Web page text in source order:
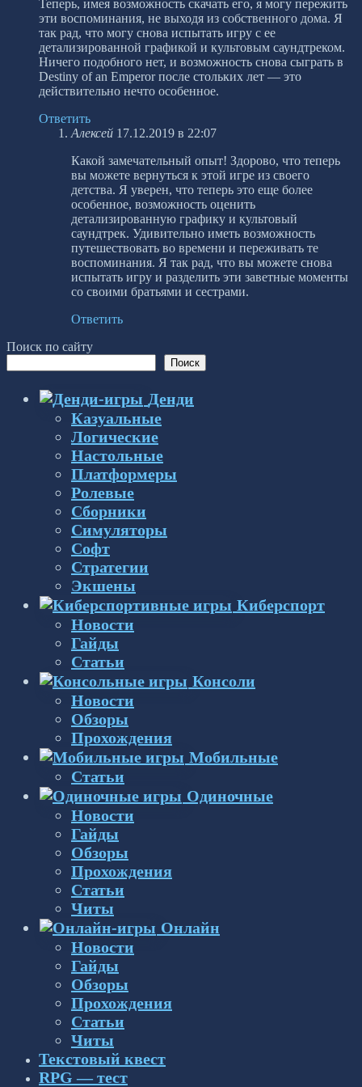
Теперь, имея возможность скачать его, я могу пережить
эти воспоминания, не выходя из собственного дома. Я
так рад, что могу снова испытать игру с ее
детализированной графикой и культовым саундтреком.
Ничего подобного нет, и возможность снова сыграть в
Destiny of an Emperor после стольких лет — это
действительно нечто особенное.
Ответить
Алексей 17.12.2019 в 22:07
Какой замечательный опыт! Здорово, что теперь
вы можете вернуться к этой игре из своего
детства. Я уверен, что теперь это еще более
особенное, возможность оценить
детализированную графику и культовый
саундтрек. Удивительно иметь возможность
путешествовать во времени и переживать те
воспоминания. Я так рад, что вы можете снова
испытать игру и разделить эти заветные моменты
со своими братьями и сестрами.
Ответить
Поиск по сайту
Поиск
Денди
Казуальные
Логические
Настольные
Платформеры
Ролевые
Сборники
Симуляторы
Софт
Стратегии
Экшены
Киберспорт
Новости
Гайды
Статьи
Консоли
Новости
Обзоры
Прохождения
Мобильные
Статьи
Одиночные
Новости
Гайды
Обзоры
Прохождения
Статьи
Читы
Онлайн
Новости
Гайды
Обзоры
Прохождения
Статьи
Читы
Текстовый квест
RPG — тест